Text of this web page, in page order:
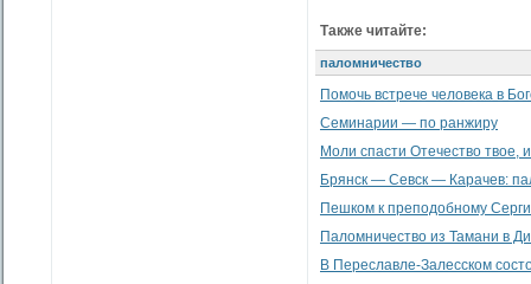
Также читайте:
паломничество
Помочь встрече человека в
Семинарии — по ранжиру
Моли спасти Отечество твое,
Брянск — Севск — Карачев:
Пешком к преподобному
Паломничество из Тамани в
В Переславле-Залесском